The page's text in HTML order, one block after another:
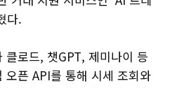
다.
로드, 챗GPT, 제미나이 등
오픈 API를 통해 시세 조회와